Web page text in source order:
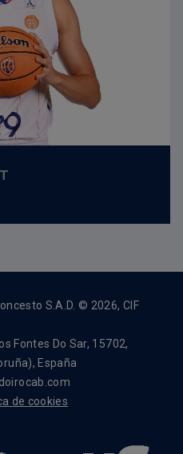
S.A.D. © 2026, CIF
Fontes Do Sar, 15702,
España
de cookies